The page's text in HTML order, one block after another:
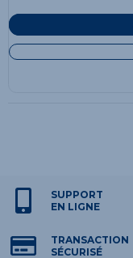
SUPPORT
EN LIGNE
TRANSACTION
SÉCURISÉ